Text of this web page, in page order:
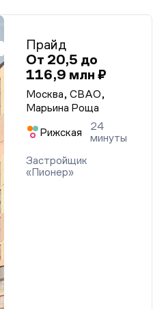
Прайд
От 20,5 до
116,9 млн ₽
Москва, СВАО,
Марьина Роща
Рижская
24
минуты
Застройщик
«Пионер»